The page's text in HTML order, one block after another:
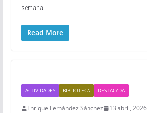
semana
Read More
ACTIVIDADES BIBLIOTECA DESTACADA
Enrique Fernández Sánchez 13 abril, 2026